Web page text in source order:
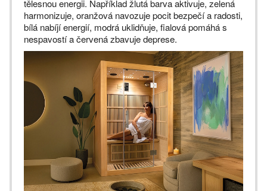
tělesnou energii. Například žlutá barva aktivuje, zelená
harmonizuje, oranžová navozuje pocit bezpečí a radosti,
bílá nabíjí energií, modrá uklidňuje, fialová pomáhá s
nespavostí a červená zbavuje deprese.